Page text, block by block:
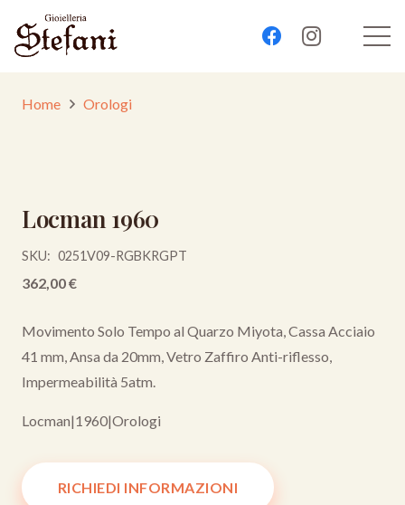
Home Orologi
Locman 1960
SKU: 0251V09-RGBKRGPT
362,00€
Movimento Solo Tempo al Quarzo Miyota, Cassa Acciaio
41 mm, Ansa da 20mm, Vetro Zaffiro Anti-riflesso,
Impermeabilità 5atm.
Locman|1960|Orologi
RICHIEDI INFORMAZIONI